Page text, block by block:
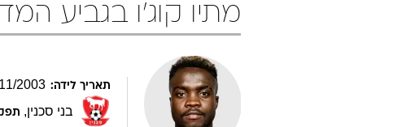
מתיו קוג'ו בגביע המדינה 2024/25
תאריך לידה: /2003
בני סכנין,